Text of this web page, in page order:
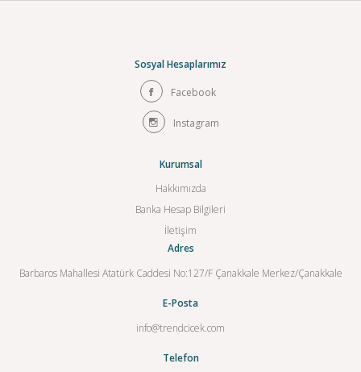
Sosyal Hesaplarımız
Facebook
Instagram
Kurumsal
Hakkımızda
Banka Hesap Bilgileri
İletişim
Adres
Barbaros Mahallesi Atatürk Caddesi No:127/F Çanakkale Merkez/Çanakkale
E-Posta
info@trendcicek.com
Telefon